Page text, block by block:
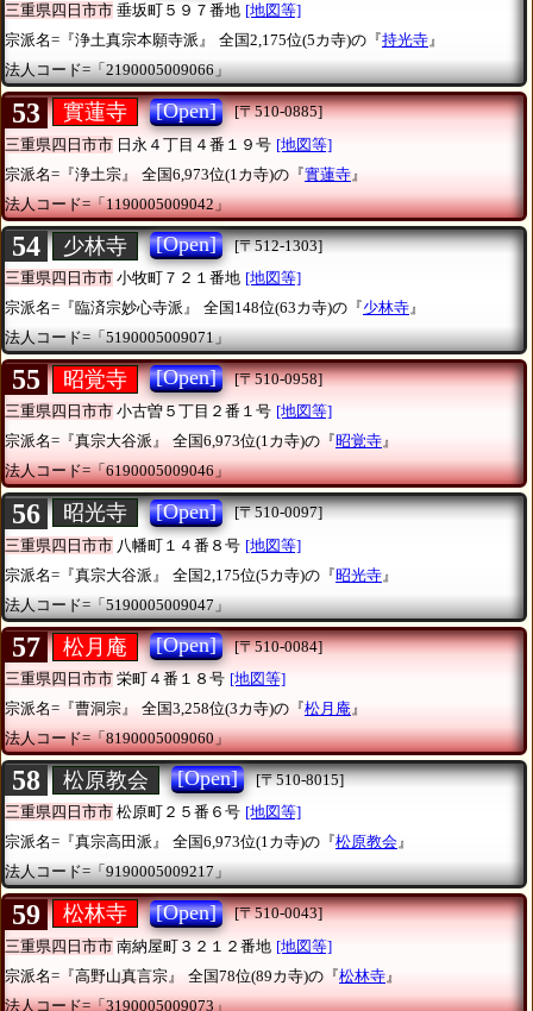
三重県四日市市 垂坂町５９７番地 [地図等]
宗派名=『浄土真宗本願寺派』
全国2,175位(5カ寺)の『持光寺』
法人コード=「2190005009066」
53 實蓮寺 [Open]
[〒510-0885]
三重県四日市市 日永４丁目４番１９号 [地図等]
宗派名=『浄土宗』
全国6,973位(1カ寺)の『實蓮寺 』
法人コード=「1190005009042」
54 少林寺 [Open]
[〒512-1303]
三重県四日市市 小牧町７２１番地 [地図等]
宗派名=『臨済宗妙心寺派』
全国148位(63カ寺)の『少林寺』
法人コード=「5190005009071」
55 昭覚寺 [Open]
[〒510-0958]
三重県四日市市 小古曽５丁目２番１号 [地図等]
宗派名=『真宗大谷派』
全国6,973位(1カ寺)の『昭覚寺』
法人コード=「6190005009046」
56 昭光寺 [Open]
[〒510-0097]
三重県四日市市 八幡町１４番８号 [地図等]
宗派名=『真宗大谷派』
全国2,175位(5カ寺)の『昭光寺 』
法人コード=「5190005009047」
57 松月庵 [Open]
[〒510-0084]
三重県四日市市 栄町４番１８号 [地図等]
宗派名=『曹洞宗』
全国3,258位(3カ寺)の『松月庵』
法人コード=「8190005009060」
58 松原教会 [Open]
[〒510-8015]
三重県四日市市 松原町２５番６号 [地図等]
宗派名=『真宗高田派』
全国6,973位(1カ寺)の『松原教会』
法人コード=「9190005009217」
59 松林寺 [Open]
[〒510-0043]
三重県四日市市 南納屋町３２１２番地 [地図等]
宗派名=『高野山真言宗』
全国78位(89カ寺)の『松林寺 』
法人コード=「3190005009073」